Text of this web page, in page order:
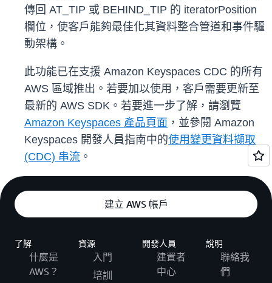
傳回 AT_TIP 或 BEHIND_TIP 的 iteratorPosition
欄位，使客戶能夠最佳化其資料整合管道和事件驅
動架構。
此功能已在支援 Amazon Keyspaces CDC 的所有
AWS 區域推出。若要加以使用，客戶需要更新至
最新的 AWS SDK。若要進一步了解，請瀏覽
Amazon Keyspaces 產品頁面 ，並參閱 Amazon
Keyspaces 開發人員指南中的使用變更資料擷取
(CDC) 串流 。
建立 AWS 帳戶
了解
什麼是
AWS？
資源
入門
培訓
開發人員
建置者
中心
說明
聯絡我
們